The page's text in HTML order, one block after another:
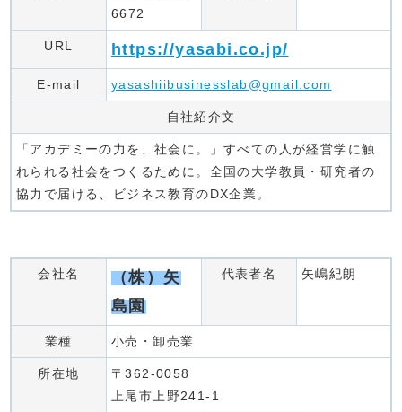
6672
URL https://yasabi.co.jp/
E-mail yasashiibusinesslab@gmail.com
自社紹介文
「アカデミーの力を、社会に。」すべての人が経営学に触
れられる社会をつくるために。全国の大学教員・研究者の
協力で届ける、ビジネス教育のDX企業。
会社名
（株）矢
島園
代表者名 矢嶋紀朗
業種 小売・卸売業
所在地
〒362-0058
上尾市上野241-1